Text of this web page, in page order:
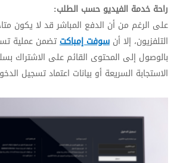
راحة خدمة الفيديو حسب الطلب:
على الرغم من أن الدفع المباشر قد لا يكون
التلفزيون، إلا أن سوفت إمباكتتضمن عملية
بالوصول إلى المحتوى القائم على الاشتراك
الاستجابة السريعة أو بيانات اعتماد تسجيل